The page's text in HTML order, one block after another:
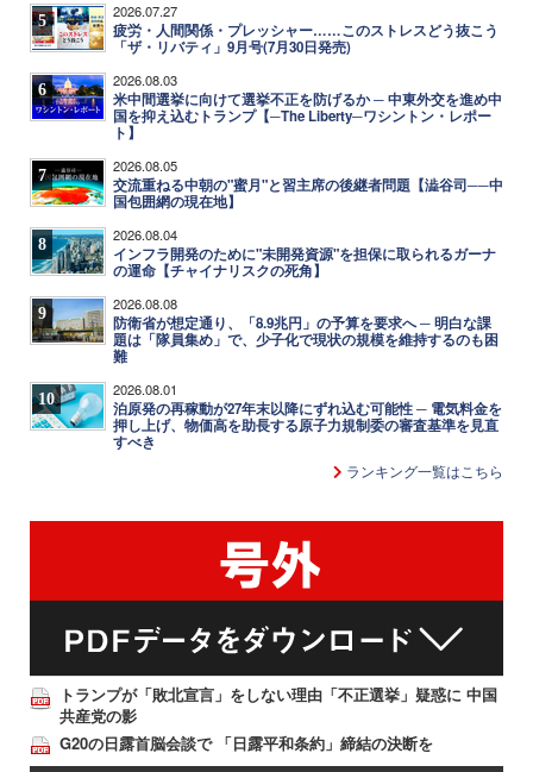
5 2026.07.27
疲労・人間関係・プレッシャー……このストレスどう抜こう
「ザ・リバティ」9月号(7月30日発売)
6 2026.08.03
米中間選挙に向けて選挙不正を防げるか ─ 中東外交を進め中
国を抑え込むトランプ【─The Liberty─ワシントン・レポー
ト】
7 2026.08.05
交流重ねる中朝の"蜜月"と習主席の後継者問題【澁谷司──中
国包囲網の現在地】
8 2026.08.04
インフラ開発のために"未開発資源"を担保に取られるガーナ
の運命【チャイナリスクの死角】
9 2026.08.08
防衛省が想定通り、「8.9兆円」の予算を要求へ ─ 明白な課
題は「隊員集め」で、少子化で現状の規模を維持するのも困
難
10 2026.08.01
泊原発の再稼動が27年末以降にずれ込む可能性 ─ 電気料金を
押し上げ、物価高を助長する原子力規制委の審査基準を見直
すべき
ランキング一覧はこちら
トランプが「敗北宣言」をしない理由「不正選挙」疑惑に 中国
共産党の影
G20の日露首脳会談で 「日露平和条約」締結の決断を